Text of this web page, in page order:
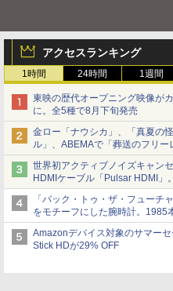
アクセスランキング
1時間 24時間 1週間
東映の歴代オープニング映像が
に。全5種で8月下旬発売
金ロー「ナウシカ」、「真夏の
ル」、ABEMAで「葬送のフリー
など。夏の特番・配信情報
世界初アクティブノイズキャン
HDMIケーブル「Pulsar HDMI」
から
「バック・トゥ・ザ・フューチ
をモチーフにした腕時計。1985
Amazonデバイス対象のサマー
Stick HDが29% OFF